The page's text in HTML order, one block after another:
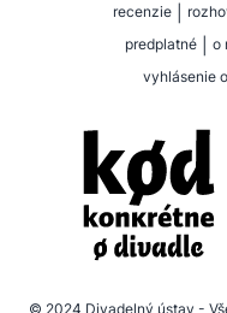
recenzie
predplatné
o
vyhlásenie
© 2024 Divadelný ústav -